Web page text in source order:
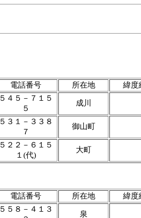
電話番号 所在地 緯度
５４５－７１５
５
成川
５３１－３３８
７
御山町
５２２－６１５
１(代)
大町
電話番号 所在地 緯度
５５８－４１３
泉